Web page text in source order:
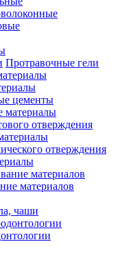
Протравочные гели
цементы
материалы
отверждения
отверждения
материалов
чаши